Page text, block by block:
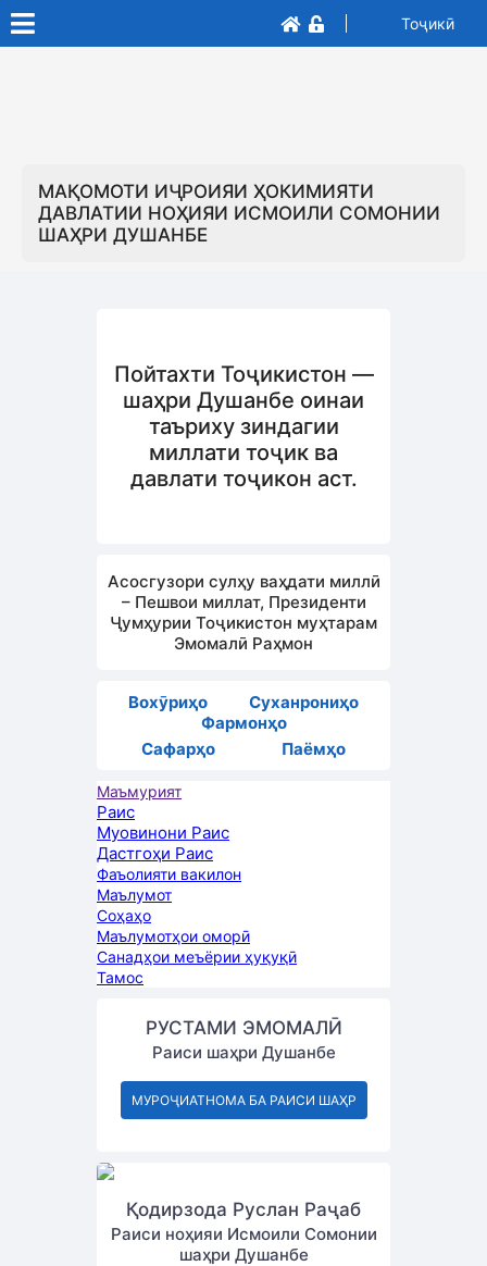
Тоҷикӣ
МАҚОМОТИ ИҶРОИЯИ ҲОКИМИЯТИ
ДАВЛАТИИ НОҲИЯИ ИСМОИЛИ СОМОНИИ
ШАҲРИ ДУШАНБЕ
Маъмурият
Раис
Муовинони Раис
Дастгоҳи Раис
Фаъолияти вакилон
Маълумот
Соҳаҳо
Маълумотҳои оморӣ
Санадҳои меъёрии ҳуқуқӣ
Тамос
РУСТАМИ ЭМОМАЛӢ
Раиси шаҳри Душанбе
МУРОҶИАТНОМА БА РАИСИ ШАҲР
Қодирзода Руслан Раҷаб
Раиси ноҳияи Исмоили Сомонии
шаҳри Душанбе
Пойтахти Тоҷикистон —
шаҳри Душанбе оинаи
таъриху зиндагии
миллати тоҷик ва
давлати тоҷикон аст.
Асосгузори сулҳу ваҳдати миллӣ
– Пешвои миллат, Президенти
Ҷумҳурии Тоҷикистон муҳтарам
Эмомалӣ Раҳмон
Вохӯриҳо
Суханрониҳо
Фармонҳо
Сафарҳо
Паёмҳо